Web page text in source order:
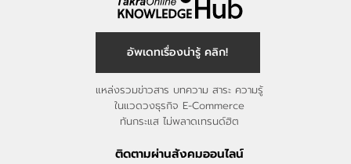
อัพเดทเรื่องน่ารู้ คลิก!
แหล่งรวมข่าวสาร บทความ สาระ ความรู้
ในแวดวงธุรกิจ E-Commerce
ทันกระแส ไม่พลาดเทรนด์ฮิต
ติดตามผ่านสังคมออนไลน์